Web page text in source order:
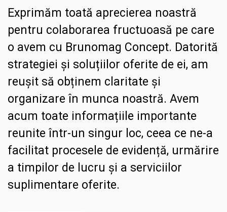
Exprimăm toată aprecierea noastră
pentru colaborarea fructuoasă pe care
o avem cu Brunomag Concept. Datorită
strategiei și soluțiilor oferite de ei, am
reușit să obținem claritate și
organizare în munca noastră. Avem
acum toate informațiile importante
reunite într-un singur loc, ceea ce ne-a
facilitat procesele de evidență, urmărire
a timpilor de lucru și a serviciilor
suplimentare oferite.